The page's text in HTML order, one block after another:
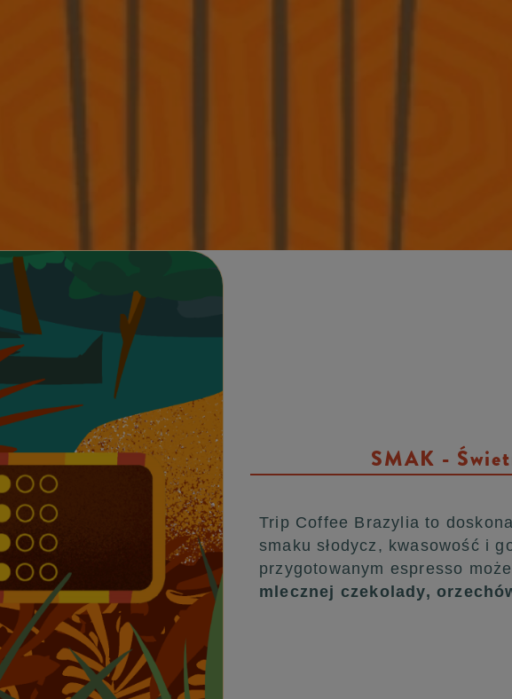
SMAK -
Trip Coffee Brazylia to
smaku słodycz, kwasowość i
przygotowanym espresso
mlecznej czekolady,